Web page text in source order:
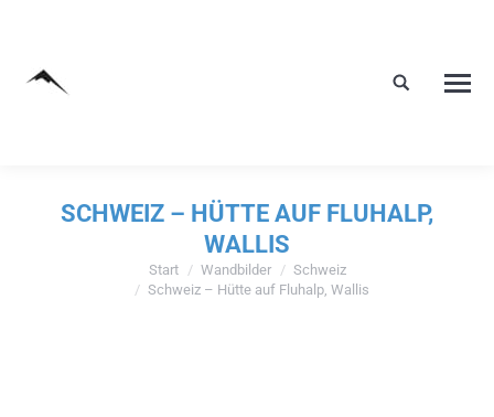
SCHWEIZ – HÜTTE AUF FLUHALP,
WALLIS
Sie befinden sich hier:
Start Wandbilder
Schweiz
Schweiz – Hütte auf Fluhalp, Wallis